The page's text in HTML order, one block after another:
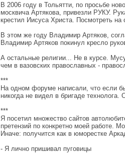
В 2006 году в Тольятти, по просьбе
москвича Артякова, привезли РУКУ.
крестил Иисуса Христа. Посмотреть
В этом же году Владимир Артяков,
Владимир Артяков покинул кресло
А остальные религии... Не в курсе.
чем в вазовских православных -
***
На одном форуме написали, что если
никогда не видел в бригаде
***
Я посетил множество сайтов
претензий по конкретно моей работе.
Иначе: получится как в юморестке
- Я лично пришивал пуговицы